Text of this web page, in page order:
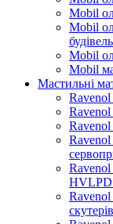
Mobil
Mobil
Mobil
Mobil
Мастильні
Ravenol
Ravenol
Ravenol
Ravenol
Ravenol
скутерів